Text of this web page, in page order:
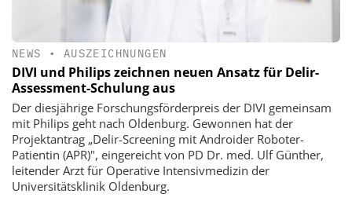
NEWS • AUSZEICHNUNGEN
DIVI und Philips zeichnen neuen Ansatz für Delir-
Assessment-Schulung aus
Der diesjährige Forschungsförderpreis der DIVI gemeinsam
mit Philips geht nach Oldenburg. Gewonnen hat der
Projektantrag „Delir-Screening mit Androider Roboter-
Patientin (APR)", eingereicht von PD Dr. med. Ulf Günther,
leitender Arzt für Operative Intensivmedizin der
Universitätsklinik Oldenburg.